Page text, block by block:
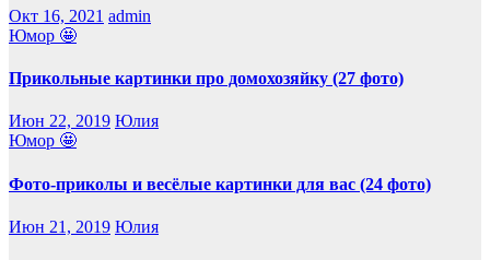
Окт 16, 2021 admin
Юмор 🤩
Прикольные картинки про домохозяйку (27 фото)
Июн 22, 2019 Юлия
Юмор 🤩
Фото-приколы и весёлые картинки для вас (24 фото)
Июн 21, 2019 Юлия